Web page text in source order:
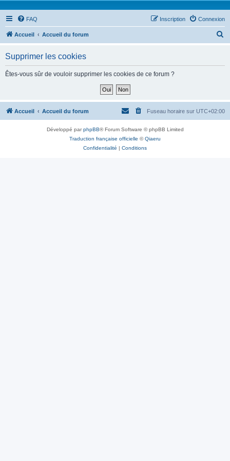
FAQ Connexion
Inscription
Accueil Accueil du forum
h
Supprimer les cookies
Êtes-vous sûr de vouloir supprimer les cookies de ce forum ?
Accueil Accueil du forum Fuseau horaire sur UTC+02:00
Développé parphpBB® Forum Software © phpBB Limited
Traduction française officielle ©Qiaeru
Confidentialité | Conditions